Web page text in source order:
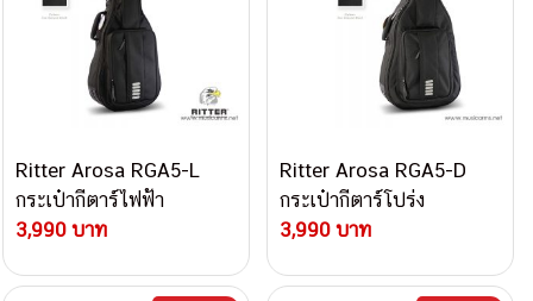
Ritter Arosa RGA5-L
กระเป๋ากีตาร์ไฟฟ้า
3,990 บาท
Ritter Arosa RGA5-D
กระเป๋ากีตาร์โปร่ง
3,990 บาท